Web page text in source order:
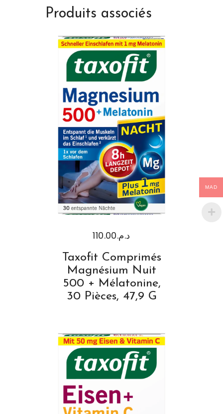
Produits associés
د.م.110.00
Taxofit Comprimés
Magnésium Nuit
500 + Mélatonine,
30 Pièces, 47,9 G
MAD